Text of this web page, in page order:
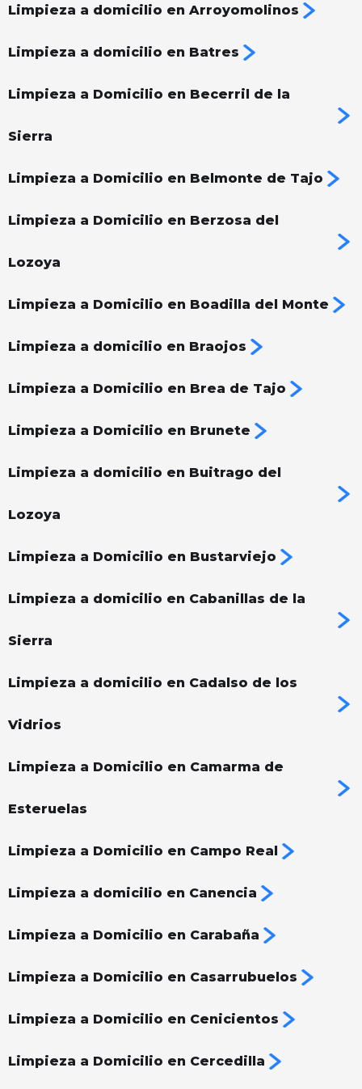
Limpieza a domicilio en Arroyomolinos
Limpieza a domicilio en Batres
Limpieza a Domicilio en Becerril de la
Sierra
Limpieza a Domicilio en Belmonte de Tajo
Limpieza a Domicilio en Berzosa del
Lozoya
Limpieza a Domicilio en Boadilla del Monte
Limpieza a domicilio en Braojos
Limpieza a Domicilio en Brea de Tajo
Limpieza a Domicilio en Brunete
Limpieza a domicilio en Buitrago del
Lozoya
Limpieza a Domicilio en Bustarviejo
Limpieza a domicilio en Cabanillas de la
Sierra
Limpieza a domicilio en Cadalso de los
Vidrios
Limpieza a Domicilio en Camarma de
Esteruelas
Limpieza a Domicilio en Campo Real
Limpieza a domicilio en Canencia
Limpieza a Domicilio en Carabaña
Limpieza a Domicilio en Casarrubuelos
Limpieza a Domicilio en Cenicientos
Limpieza a Domicilio en Cercedilla